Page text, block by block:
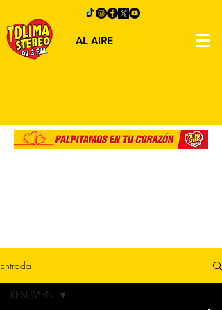
AL AIRE
Entrada
RESUMEN